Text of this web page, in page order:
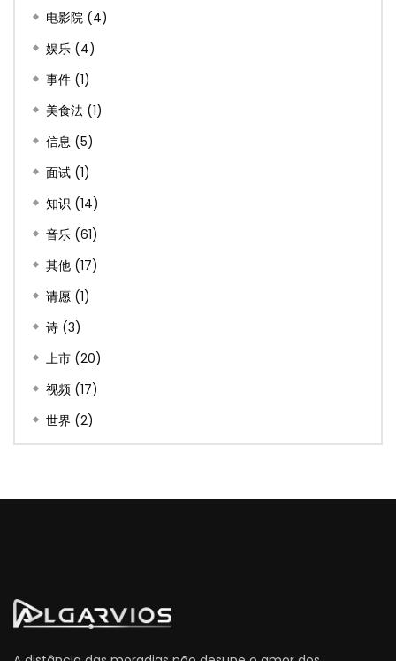
电影院 (4)
娱乐 (4)
事件 (1)
美食法 (1)
信息 (5)
面试 (1)
知识 (14)
音乐 (61)
其他 (17)
请愿 (1)
诗 (3)
上市 (20)
视频 (17)
世界 (2)